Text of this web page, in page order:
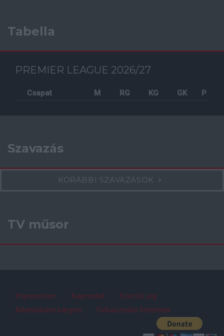
Tabella
PREMIER LEAGUE 2026/27
Csapat M RG KG GK P
Szavazás
KORÁBBI SZAVAZÁSOK
TV műsor
Impresszum Kapcsolat
Szerzői jog
Adatvédelmi irányelv
Felhasználói feltételek